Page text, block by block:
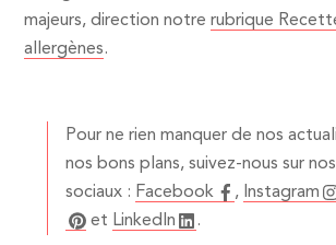
majeurs, direction notrerubrique
allergènes.
Pour ne rien manquer de nos
nos bons plans, suivez-nous sur
sociaux : Facebook , Instagram
et LinkedIn .